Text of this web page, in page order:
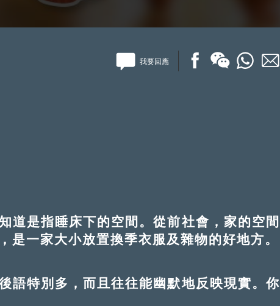
我要回應
是指睡床下的空間。從前社會，家的空間
是一家大小放置換季衣服及雜物的好地方。
特別多，而且往往能幽默地反映現實。你